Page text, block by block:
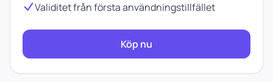
Validitet från första användningstillfället
Köp nu